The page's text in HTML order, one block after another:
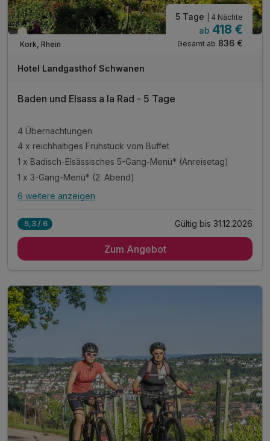
Teilweise ausgelastet
Kork, Rhein
5 Tage | 4 Nächte
ab 418 €
Gesamt ab 836 €
Hotel Landgasthof Schwanen
Baden und Elsass a la Rad - 5 Tage
4 Übernachtungen
4 x reichhaltiges Frühstück vom Buffet
1 x Badisch-Elsässisches 5-Gang-Menü* (Anreisetag)
1 x 3-Gang-Menü* (2. Abend)
Alle Inklusivleistungen
4 x reichhaltiges Frühstück vom Buffet
1 x Willkommensgetränk
inkl. 1 Flasche Mineralwasser auf dem Zimmer
inkl. abgeschlossene Fahrrad-Garage
inkl. WLAN
inkl. Übernachtungssteuer
6 weitere anzeigen
5,3 / 6 Gültig bis 31.12.2026
Zum Angebot